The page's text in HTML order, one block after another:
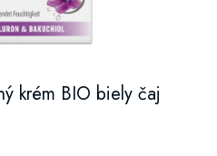
krém BIO biely čaj